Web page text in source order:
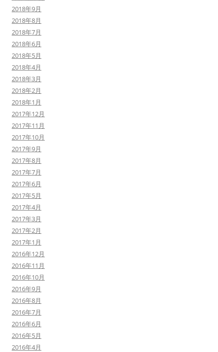
2018年9月
2018年8月
2018年7月
2018年6月
2018年5月
2018年4月
2018年3月
2018年2月
2018年1月
2017年12月
2017年11月
2017年10月
2017年9月
2017年8月
2017年7月
2017年6月
2017年5月
2017年4月
2017年3月
2017年2月
2017年1月
2016年12月
2016年11月
2016年10月
2016年9月
2016年8月
2016年7月
2016年6月
2016年5月
2016年4月